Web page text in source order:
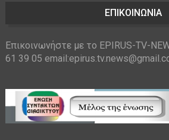
ΕΠΙΚΟΙΝΩΝΙΑ
Επικοινωνήστε με το EPIRUS-TV-
61 39 05